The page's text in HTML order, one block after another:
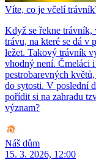
Víte, co je včelí
Když se řekne trávník,
trávu, na které se dá v
ležet. Takový trávník
vhodný není. Čmeláci
pestrobarevných
do sytosti. V poslední
pořídit si na zahradu
význam?
Náš dům
15. 3. 2026, 12:00